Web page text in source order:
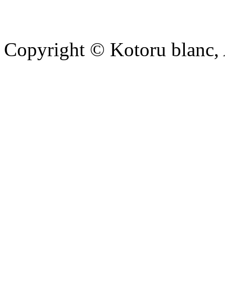
Copyright © Kotoru blanc,